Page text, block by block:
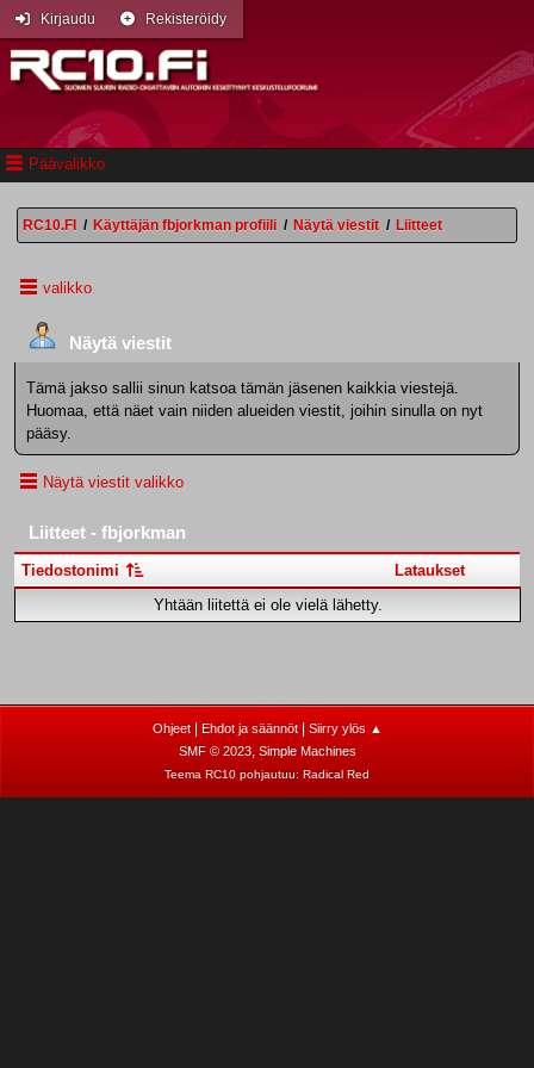
Päävalikko
Kirjaudu Rekisteröidy
RC10.FI / Käyttäjän fbjorkman profiili / Näytä viestit / Liitteet
valikko
Näytä viestit
Tämä jakso sallii sinun katsoa tämän jäsenen kaikkia viestejä.
Huomaa, että näet vain niiden alueiden viestit, joihin sinulla on nyt
pääsy.
Näytä viestit valikko
Liitteet - fbjorkman
Tiedostonimi
Lataukset
Yhtään liitettä ei ole vielä lähetty.
Ohjeet| Ehdot ja säännöt|
Siirry ylös ▲
SMF © 2023, Simple Machines
Teema RC10 pohjautuu: Radical Red